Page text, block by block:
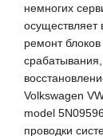
немногих
осуществляет
ремонт
Volkswagen
model
проводки